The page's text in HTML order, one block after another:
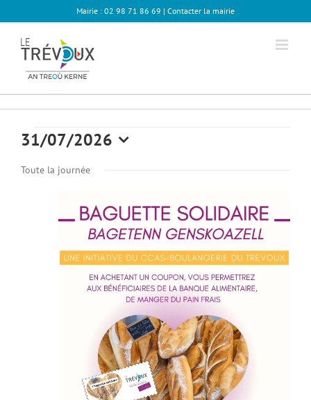
au
Mairie : 02 98 71 86 69 | Contacter la mairie
Évènements
for
2026
31/07/2026
une
Toute la journée